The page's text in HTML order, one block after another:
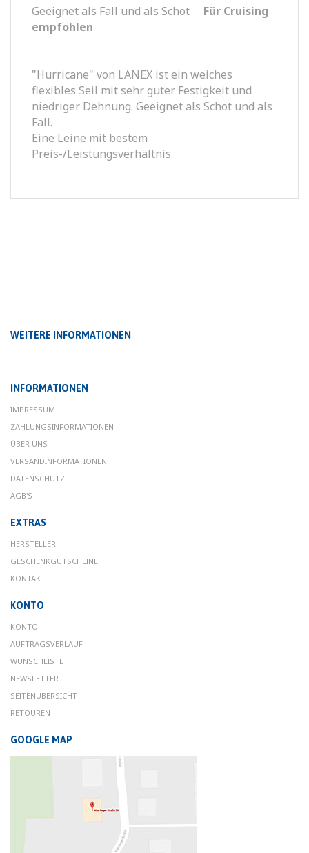
Geeignet als Fall und als Schot
Für Cruising
empfohlen
"Hurricane" von LANEX ist ein weiches
flexibles Seil mit sehr guter Festigkeit und
niedriger Dehnung. Geeignet als Schot und als
Fall.
Eine Leine mit bestem
Preis-/Leistungsverhältnis.
WEITERE INFORMATIONEN
INFORMATIONEN
IMPRESSUM
ZAHLUNGSINFORMATIONEN
ÜBER UNS
VERSANDINFORMATIONEN
DATENSCHUTZ
AGB'S
EXTRAS
HERSTELLER
GESCHENKGUTSCHEINE
KONTAKT
KONTO
KONTO
AUFTRAGSVERLAUF
WUNSCHLISTE
NEWSLETTER
SEITENÜBERSICHT
RETOUREN
GOOGLE MAP